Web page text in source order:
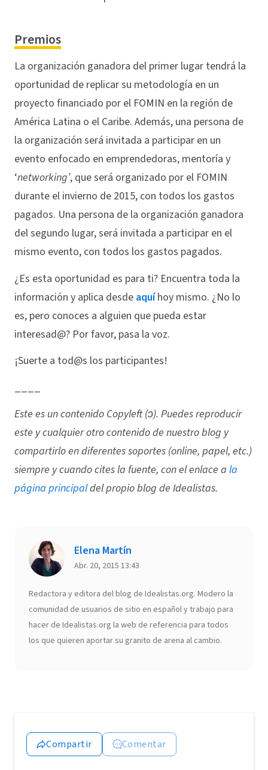
Premios
La organización ganadora del primer lugar tendrá la
oportunidad de replicar su metodología en un
proyecto financiado por el FOMIN en la región de
América Latina o el Caribe. Además, una persona de
la organización será invitada a participar en un
evento enfocado en emprendedoras, mentoría y
‘networking’, que será organizado por el FOMIN
durante el invierno de 2015, con todos los gastos
pagados. Una persona de la organización ganadora
del segundo lugar, será invitada a participar en el
mismo evento, con todos los gastos pagados.
¿Es esta oportunidad es para ti? Encuentra toda la
información y aplica desde aquíhoy mismo. ¿No lo
es, pero conoces a alguien que pueda estar
interesad@? Por favor, pasa la voz.
¡Suerte a tod@s los participantes!
Este es un contenido Copyleft (ↄ). Puedes reproducir
este y cualquier otro contenido de nuestro blog y
compartirlo en diferentes soportes (online, papel, etc.)
siempre y cuando cites la fuente, con el enlace a la
página principaldel propio blog de Idealistas.
Elena Martín
Abr. 20, 2015 13:43
Redactora y editora del blog de Idealistas.org. Modero la
comunidad de usuarios de sitio en español y trabajo para
hacer de Idealistas.org la web de referencia para todos
los que quieren aportar su granito de arena al cambio.
Compartir Comentar